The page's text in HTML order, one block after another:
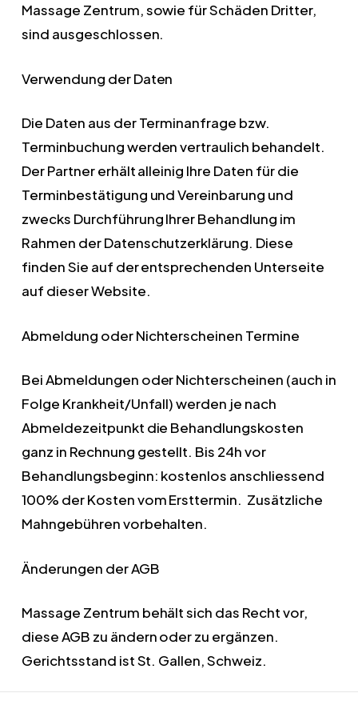
Massage Zentrum, sowie für Schäden Dritter,
sind ausgeschlossen.
Verwendung der Daten
Die Daten aus der Terminanfrage bzw.
Terminbuchung werden vertraulich behandelt.
Der Partner erhält alleinig Ihre Daten für die
Terminbestätigung und Vereinbarung und
zwecks Durchführung Ihrer Behandlung im
Rahmen der Datenschutzerklärung. Diese
finden Sie auf der entsprechenden Unterseite
auf dieser Website.
Abmeldung oder Nichterscheinen Termine
Bei Abmeldungen oder Nichterscheinen (auch in
Folge Krankheit/Unfall) werden je nach
Abmeldezeitpunkt die Behandlungskosten
ganz in Rechnung gestellt. Bis 24h vor
Behandlungsbeginn: kostenlos anschliessend
100% der Kosten vom Ersttermin. Zusätzliche
Mahngebühren vorbehalten.
Änderungen der AGB
Massage Zentrum behält sich das Recht vor,
diese AGB zu ändern oder zu ergänzen.
Gerichtsstand ist St. Gallen, Schweiz.